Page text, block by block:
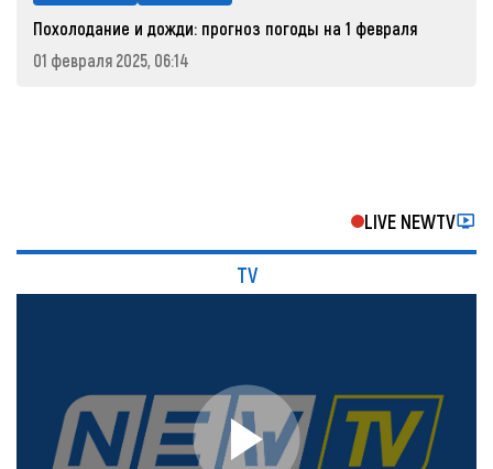
Похолодание и дожди: прогноз погоды на 1 февраля
01 февраля 2025, 06:14
LIVE NEWTV
TV